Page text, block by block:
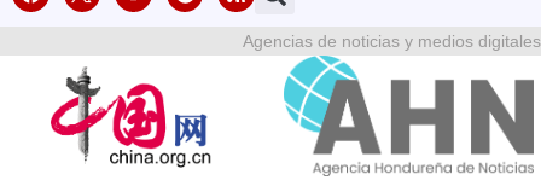
Agencias de noticias y medios digitales